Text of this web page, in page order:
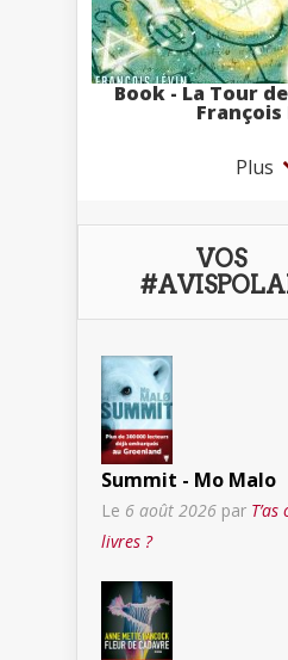
Book - La Tour
François
Plus
VOS
Summit - Mo Malo
Le 6 août 2026 par
livres ?